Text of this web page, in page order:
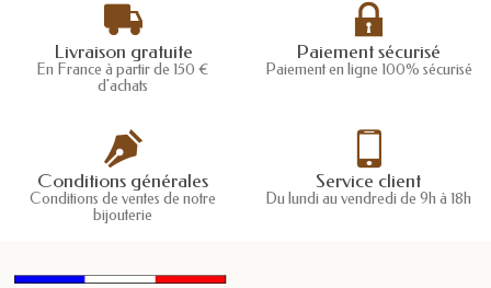
Livraison gratuite
En France à partir de 150 €
d'achats
Paiement sécurisé
Paiement en ligne 100% sécurisé
Conditions générales
Conditions de ventes de notre
bijouterie
Service client
Du lundi au vendredi de 9h à 18h